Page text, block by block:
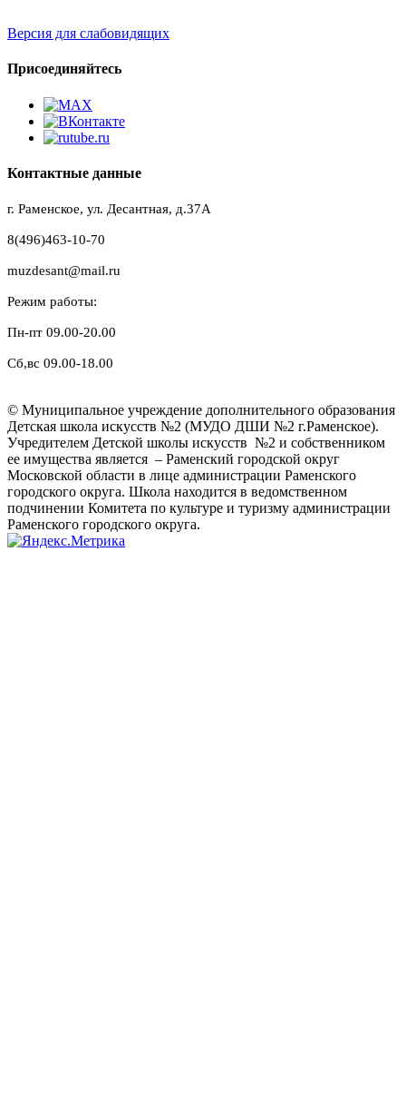
Версия для слабовидящих
Присоединяйтесь
Контактные данные
г. Раменское, ул. Десантная, д.37A
8(496)463-10-70
muzdesant@mail.ru
Режим работы:
Пн-пт 09.00-20.00
Сб,вс 09.00-18.00
© Муниципальное учреждение дополнительного образования
Детская школа искусств №2 (МУДО ДШИ №2 г.Раменское).
Учредителем Детской школы искусств №2 и собственником
ее имущества является – Раменский городской округ
Московской области в лице администрации Раменского
городского округа. Школа находится в ведомственном
подчинении Комитета по культуре и туризму администрации
Раменского городского округа.